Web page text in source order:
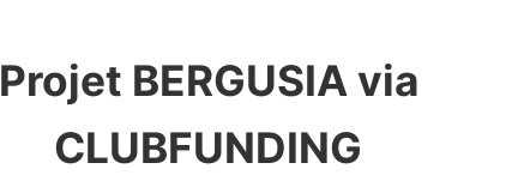
Projet BERGUSIA via
CLUBFUNDING